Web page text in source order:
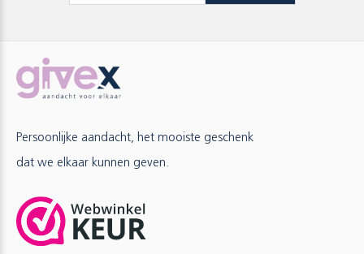
Persoonlijke aandacht, het mooiste geschenk
dat we elkaar kunnen geven.